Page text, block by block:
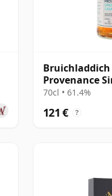
Provenance
Wine Cask
70cl • 61.4%
121 € ?